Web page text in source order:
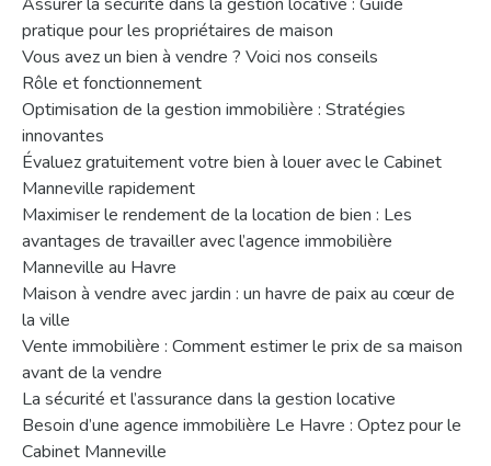
pratique pour les propriétaires de maison
Vous avez un bien à vendre ? Voici nos conseils
Rôle et fonctionnement
Optimisation de la gestion immobilière : Stratégies
innovantes
Évaluez gratuitement votre bien à louer avec le Cabinet
Manneville rapidement
Maximiser le rendement de la location de bien : Les
avantages de travailler avec l’agence immobilière
Manneville au Havre
Maison à vendre avec jardin : un havre de paix au cœur de
la ville
Vente immobilière : Comment estimer le prix de sa maison
avant de la vendre
La sécurité et l’assurance dans la gestion locative
Besoin d’une agence immobilière Le Havre : Optez pour le
Cabinet Manneville